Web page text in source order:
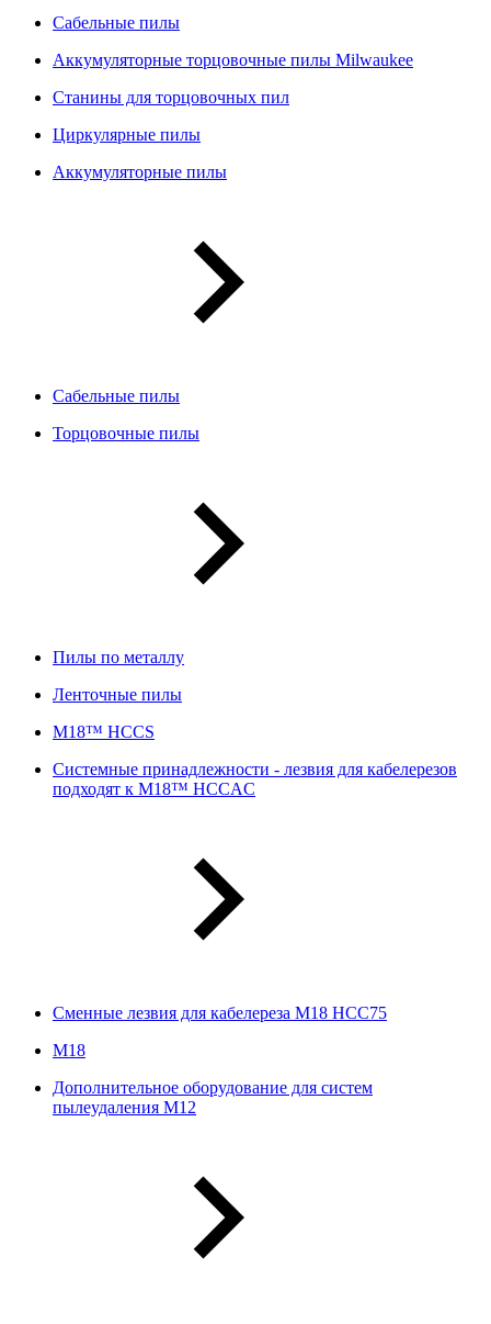
Сабельные пилы
Аккумуляторные торцовочные пилы Milwaukee
Станины для торцовочных пил
Циркулярные пилы
Аккумуляторные пилы
Сабельные пилы
Торцовочные пилы
Пилы по металлу
Ленточные пилы
M18™ HCCS
Системные принадлежности - лезвия для кабелерезов
подходят к M18™ HCCAC
Сменные лезвия для кабелереза M18 HCC75
М18
Дополнительное оборудование для систем
пылеудаления М12